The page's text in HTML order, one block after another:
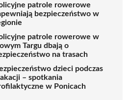
patrole rowerowe
bezpieczeństwo w
patrole rowerowe w
Targu dbają o
na trasach
dzieci podczas
– spotkania
w Ponicach